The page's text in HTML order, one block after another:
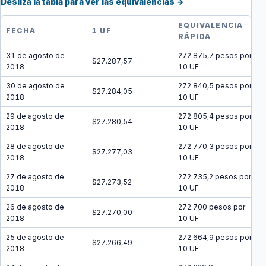
FECHA 1 UF
EQUIVALENCIA
RÁPIDA
31 de agosto de
2018
$27.287,57
272.875,7 pesos por
10 UF
30 de agosto de
2018
$27.284,05
272.840,5 pesos por
10 UF
29 de agosto de
2018
$27.280,54
272.805,4 pesos por
10 UF
28 de agosto de
2018
$27.277,03
272.770,3 pesos por
10 UF
27 de agosto de
2018
$27.273,52
272.735,2 pesos por
10 UF
26 de agosto de
2018
$27.270,00
272.700 pesos por
10 UF
25 de agosto de
2018
$27.266,49
272.664,9 pesos por
10 UF